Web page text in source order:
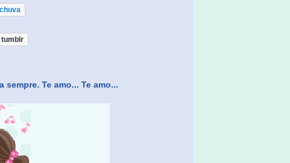
tumblr
Te amo... Te amo...